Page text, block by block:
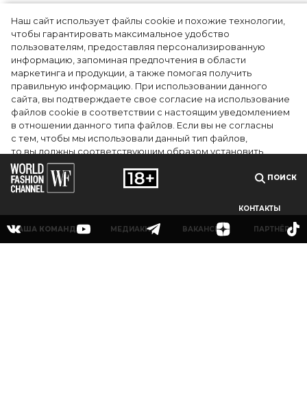
Наш сайт использует файлы cookie и похожие технологии,
чтобы гарантировать максимальное удобство
пользователям, предоставляя персонализированную
информацию, запоминая предпочтения в области
маркетинга и продукции, а также помогая получить
правильную информацию. При использовании данного
сайта, вы подтверждаете свое согласие на использование
файлов cookie в соответствии с настоящим уведомлением
в отношении данного типа файлов. Если вы не согласны
с тем, чтобы мы использовали данный тип файлов,
то вы должны соответствующим образом установить
настройки вашего браузера или не использовать сайт wfc.tv
СОГЛАСЕН
ПОИСК
КОНТАКТЫ
НАША КОМАНДА МЕДИАКИТ ВАКАНСИИ ПАРТНЁРЫ